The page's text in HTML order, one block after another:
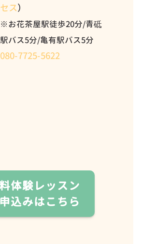
セス）
※お花茶屋駅徒歩20分/青砥
駅バス5分/亀有駅バス5分
080-7725-5622
体験レッスン
込みはこちら